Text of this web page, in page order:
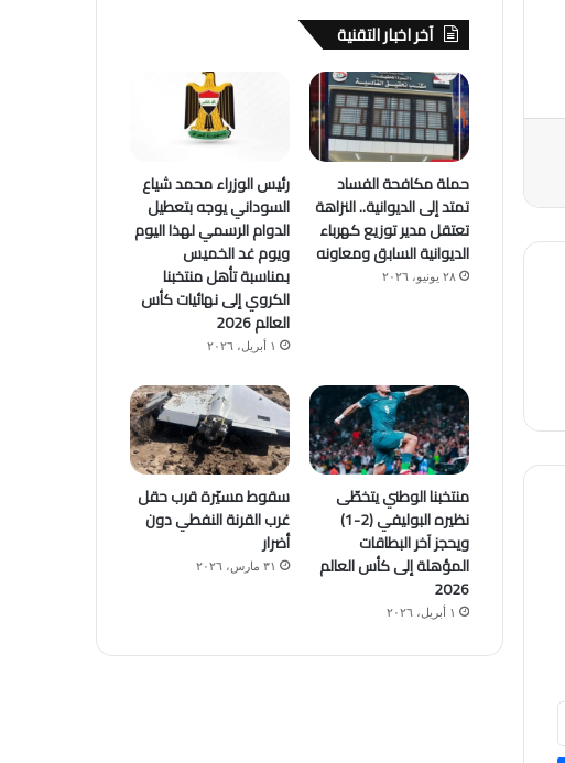
آخر اخبار التقنية
حملة مكافحة الفساد
تمتد إلى الديوانية.. النزاهة
تعتقل مدير توزيع كهرباء
الديوانية السابق ومعاونه
٢٨ يونيو، ٢٠٢٦
رئيس الوزراء محمد شياع
السوداني يوجه بتعطيل
الدوام الرسمي لهذا اليوم
ويوم غد الخميس
بمناسبة تأهل منتخبنا
الكروي إلى نهائيات كأس
العالم 2026
١ أبريل، ٢٠٢٦
منتخبنا الوطني يتخطّى
نظيره البوليفي (2-1)
ويحجز آخر البطاقات
المؤهلة إلى كأس العالم
2026
١ أبريل، ٢٠٢٦
سقوط مسيّرة قرب حقل
غرب القرنة النفطي دون
أضرار
٣١ مارس، ٢٠٢٦